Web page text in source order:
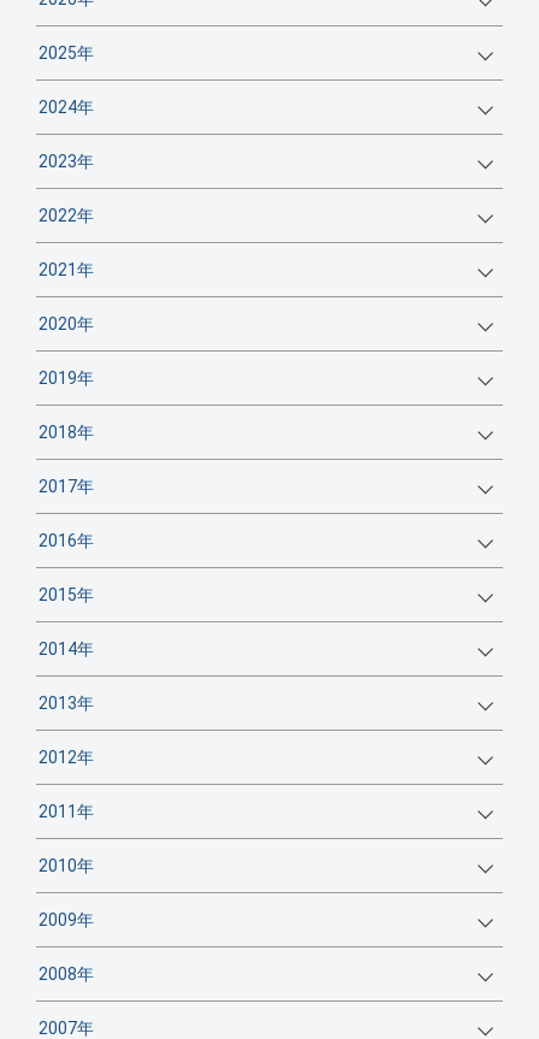
2025年
2024年
2023年
2022年
2021年
2020年
2019年
2018年
2017年
2016年
2015年
2014年
2013年
2012年
2011年
2010年
2009年
2008年
2007年